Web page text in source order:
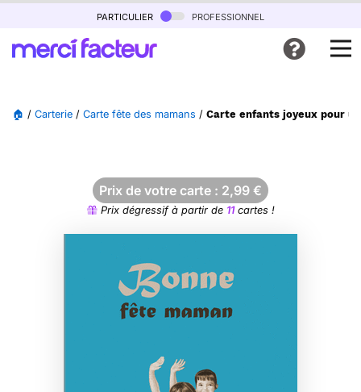
particulier professionnel
🏠 / Carterie / Carte fête des mamans / Carte enfants joyeux pour
Prix de votre carte : 2,99 €
Prix dégressif à partir de 11cartes !